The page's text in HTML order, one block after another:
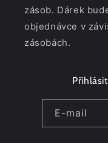
zásob. Dárek
objednávce v
zásobách.
E-mail